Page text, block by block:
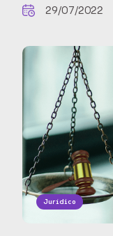
29/07/2022
Jurídico